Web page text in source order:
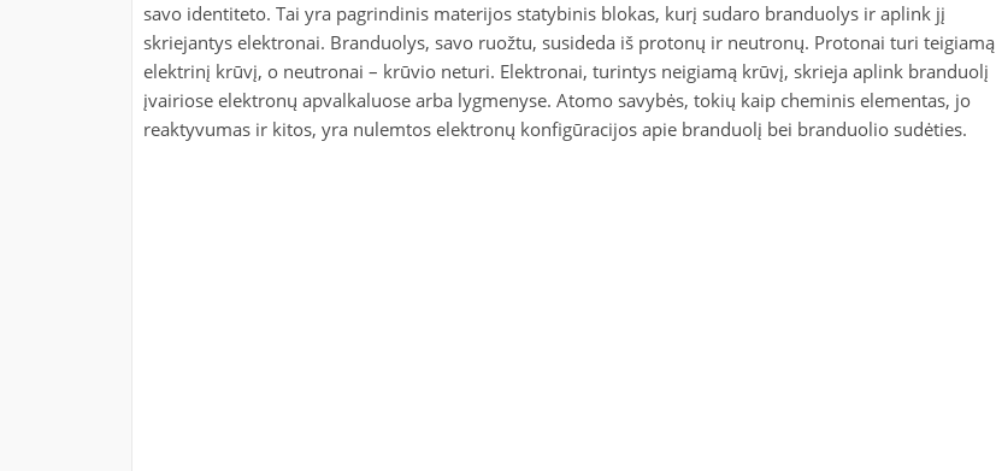
savo identiteto. Tai yra pagrindinis materijos statybinis blokas, kurį sudaro branduolys ir aplink jį
skriejantys elektronai. Branduolys, savo ruožtu, susideda iš protonų ir neutronų. Protonai turi teigiamą
elektrinį krūvį, o neutronai – krūvio neturi. Elektronai, turintys neigiamą krūvį, skrieja aplink branduolį
įvairiose elektronų apvalkaluose arba lygmenyse. Atomo savybės, tokių kaip cheminis elementas, jo
reaktyvumas ir kitos, yra nulemtos elektronų konfigūracijos apie branduolį bei branduolio sudėties.